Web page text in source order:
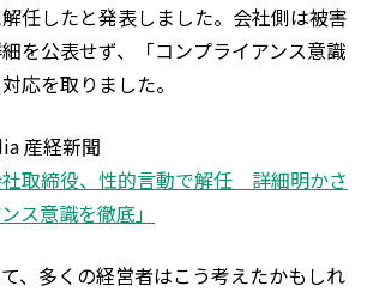
任したと発表しました。会社側は被害
を公表せず、「コンプライアンス意識
応を取りました。
産経新聞
取締役、性的言動で解任 詳細明かさ
ス意識を徹底」
、多くの経営者はこう考えたかもしれ